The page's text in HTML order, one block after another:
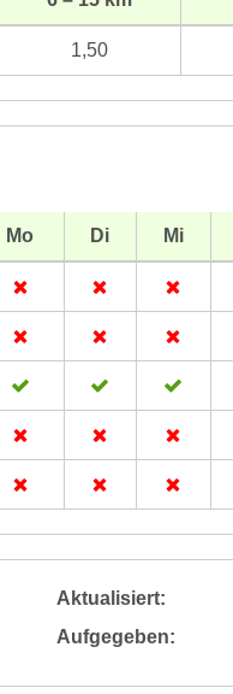
1,50
Mo Di Mi
Aktualisiert:
Aufgegeben: